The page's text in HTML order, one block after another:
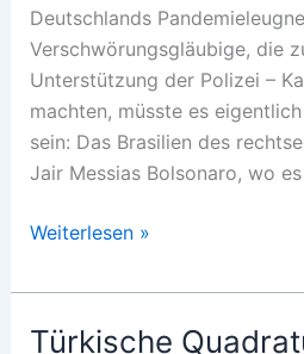
Deutschlands
Verschwörungsgläubige, die
Unterstützung der Polizei –
machten, müsste es
sein: Das Brasilien des
Jair Messias Bolsonaro, wo
Der
Weiterlesen »
Türkische